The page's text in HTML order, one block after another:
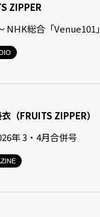
ZIPPER
NHK総合「Venue101」
（FRUITS ZIPPER）
年 3・4月合併号